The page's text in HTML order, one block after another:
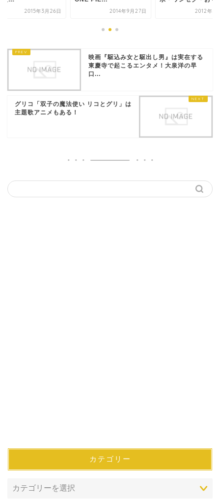
2015年3月26日 2014年9月27日 2012年5
映画『駆込み女と駆出し男』は実在する
東慶寺で起こるエンタメ！大泉洋の早
口...
グリコ「双子の魔法使い リコとグリ」は
主題歌アニメもある！
カテゴリー